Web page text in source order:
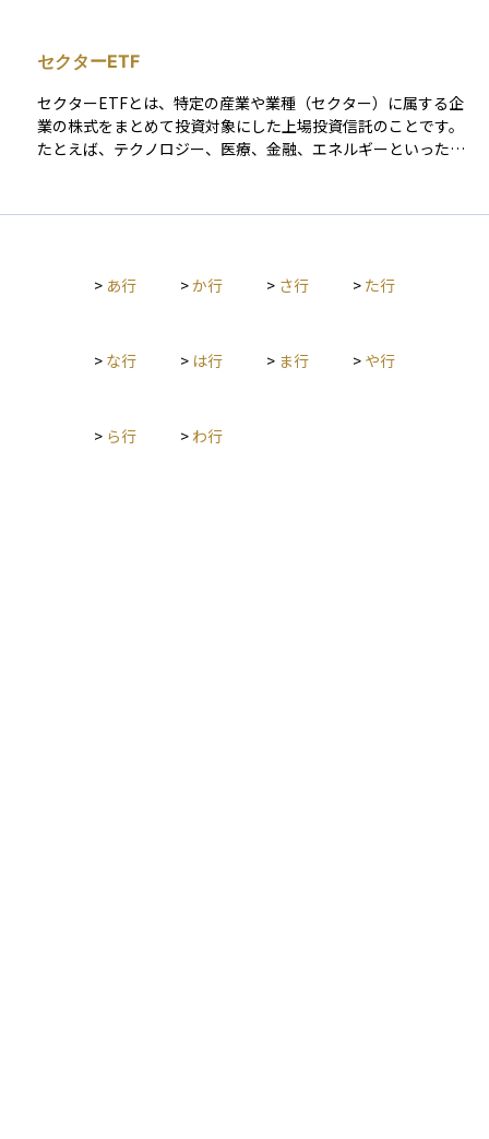
トレンドを見据えて投資先を選ぶことで、長期的な成長が期待
できる分野に資金を投じる判断材料になります。つまり、未来
の大きな変化を先取りし、そこに乗ることで資産を効率よく増
やす可能性が高まるということです。
セクターETF
セクターETFとは、特定の産業や業種（セクター）に属する企
業の株式をまとめて投資対象にした上場投資信託のことです。
たとえば、テクノロジー、医療、金融、エネルギーといった分
引所で株と同じように売買でき、手軽に分散投資が可能です。
している分、景気や社会情勢の変化による影響を受けやすい点
> あ行 >か行 > さ行 > た行
> な行 > は行 > ま行 > や行
> ら行 > わ行